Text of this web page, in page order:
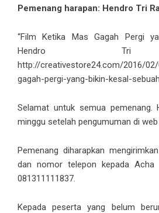
Pemenang harapan: Hendro Tri
“Film Ketika Mas Gagah Pergi
Hendro Tri
http://creativestore24.com/2016/
gagah-pergi-yang-bikin-kesal-
Selamat untuk semua pemenang.
minggu setelah pengumuman di web
Pemenang diharapkan
dan nomor telepon kepada
081311111837.
Kepada peserta yang belum